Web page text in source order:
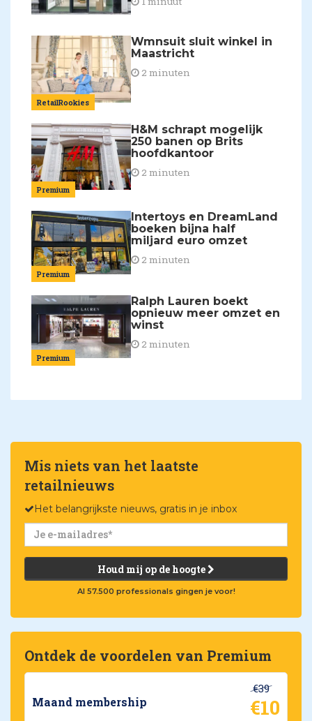
RetailRookies
Wmnsuit sluit winkel in
Maastricht
2 minuten
Premium
H&M schrapt mogelijk
250 banen op Brits
hoofdkantoor
2 minuten
Premium
Intertoys en DreamLand
boeken bijna half
miljard euro omzet
2 minuten
Premium
Ralph Lauren boekt
opnieuw meer omzet en
winst
2 minuten
Mis niets van het laatste
retailnieuws
Het belangrijkste nieuws, gratis in je inbox
Houd mij op de hoogte
Al 57.500 professionals gingen je voor!
Ontdek de voordelen van Premium
Maand membership
€39
€10